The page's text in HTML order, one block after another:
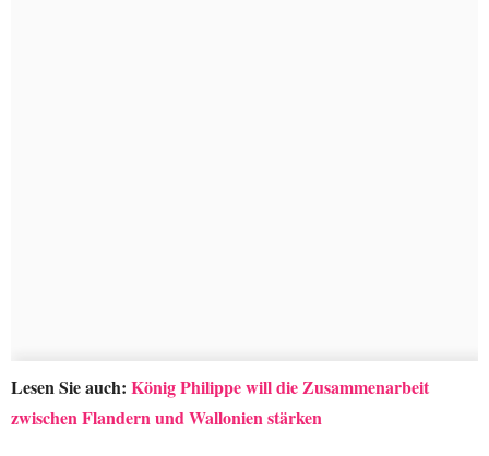
Lesen Sie auch: König Philippe will die Zusammenarbeit
zwischen Flandern und Wallonien stärken